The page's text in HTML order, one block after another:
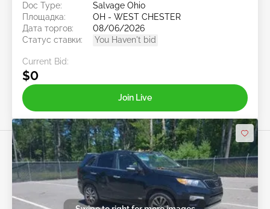
Doc Type:
Salvage Ohio
Площадка:
OH - WEST CHESTER
Дата торгов:
08/06/2026
Статус ставки:
You Haven't bid
Current Bid:
$0
Join Live